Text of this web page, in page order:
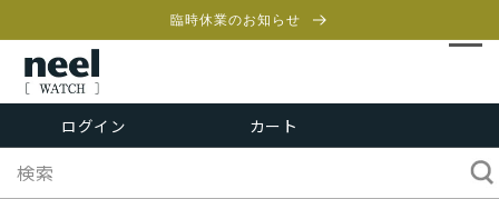
進む
臨時休業のお知らせ
ログイン カート
カ
ー
ト
検索